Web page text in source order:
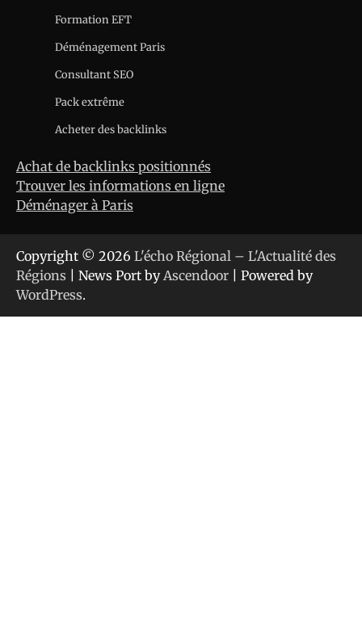
Formation EFT
Déménagement Paris
Consultant SEO
Pack extrême
Acheter des backlinks
Achat de backlinks positionnés
Trouver les informations en ligne
Déménager à Paris
Copyright © 2026 L'écho Régional – L'Actualité des
Régions | News Port by Ascendoor | Powered by
WordPress.